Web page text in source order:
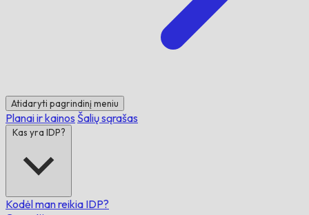
Atidaryti pagrindinį meniu
Planai ir kainos Šalių sąrašas
Kas yra IDP?
Kodėl man reikia IDP?